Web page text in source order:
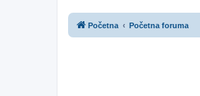
Početna Početna foruma